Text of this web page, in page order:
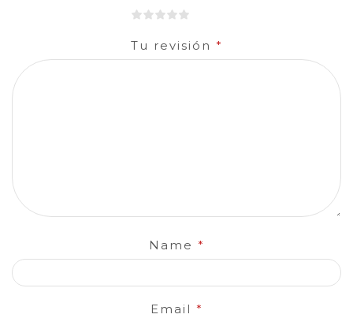
Tu revisión *
Name *
Email *